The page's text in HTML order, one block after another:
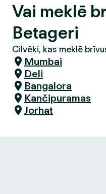
Vai meklē
Betageri
Cilvēki, kas meklē
Mumbai
Deli
Bangalora
Kančipuramas
Jorhat